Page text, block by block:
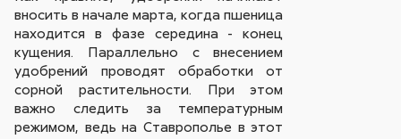
вносить в начале марта, когда пшеница
находится в фазе середина - конец
кущения. Параллельно с внесением
удобрений проводят обработки от
сорной растительности. При этом
важно следить за температурным
режимом, ведь на Ставрополье в этот